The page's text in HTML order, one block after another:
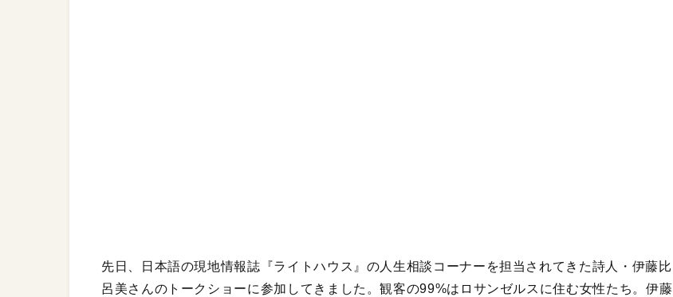
先日、日本語の現地情報誌『ライトハウス』の人生相談コーナーを担当されてきた詩人・伊藤比
呂美さんのトークショーに参加してきました。観客の99%はロサンゼルスに住む女性たち。伊藤